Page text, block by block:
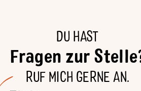
DU HAST
Fragen zur
RUF MICH GERNE AN.